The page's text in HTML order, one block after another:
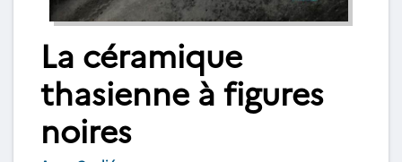
La céramique
thasienne à figures
noires